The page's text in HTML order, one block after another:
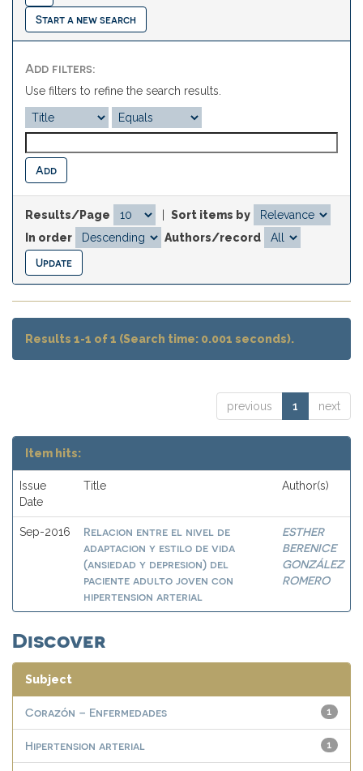
Start a new search
Add filters:
Use filters to refine the search results.
Results/Page
Sort items by
In order
Authors/record
Results 1-1 of 1 (Search time: 0.001 seconds).
previous 1 next
Item hits:
Issue
Date
Title Author(s)
Sep-2016
Relacion entre el nivel de
adaptacion y estilo de vida
(ansiedad y depresion) del
paciente adulto joven con
hipertension arterial
ESTHER
BERENICE
GONZÁLEZ
ROMERO
Discover
Subject
1
Corazón – Enfermedades
1
Hipertension arterial